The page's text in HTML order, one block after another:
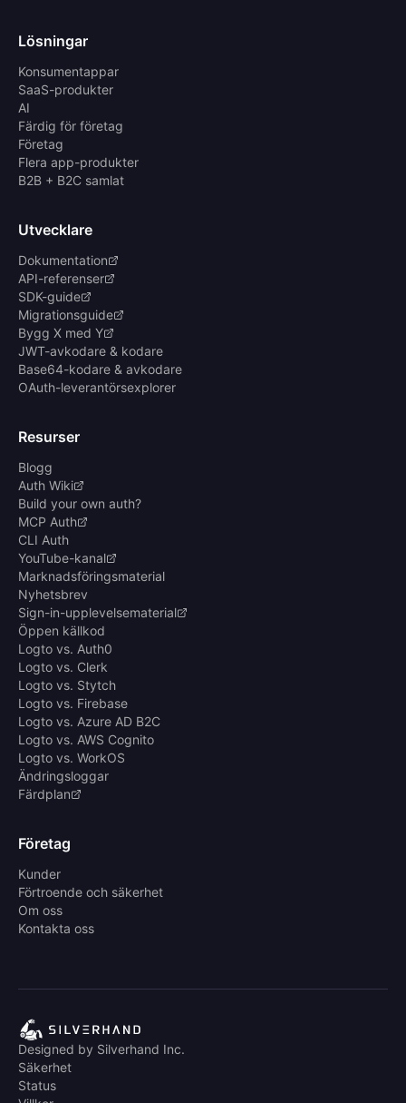
Lösningar
Konsumentappar
SaaS-produkter
AI
Färdig för företag
Företag
Flera app-produkter
B2B + B2C samlat
Utvecklare
Dokumentation
API-referenser
SDK-guide
Migrationsguide
Bygg X med Y
JWT-avkodare & kodare
Base64-kodare & avkodare
OAuth-leverantörsexplorer
Resurser
Blogg
Auth Wiki
Build your own auth?
MCP Auth
CLI Auth
YouTube-kanal
Marknadsföringsmaterial
Nyhetsbrev
Sign-in-upplevelsematerial
Öppen källkod
Logto vs. Auth0
Logto vs. Clerk
Logto vs. Stytch
Logto vs. Firebase
Logto vs. Azure AD B2C
Logto vs. AWS Cognito
Logto vs. WorkOS
Ändringsloggar
Färdplan
Företag
Kunder
Förtroende och säkerhet
Om oss
Kontakta oss
Designed by Silverhand Inc.
Säkerhet
Status